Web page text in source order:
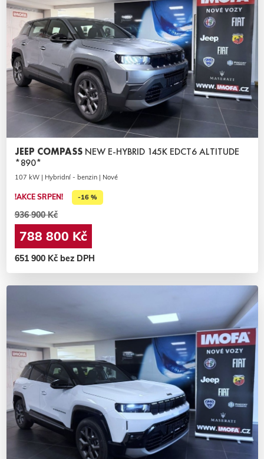
JEEP COMPASS NEW E-HYBRID 145K EDCT6 ALTITUDE
*890*
107 kW | Hybridní - benzin | Nové
!AKCE SRPEN! -16 %
936 900 Kč
788 800 Kč
651 900 Kč bez DPH